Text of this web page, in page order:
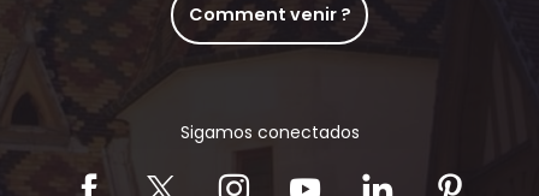
Comment venir ?
Sigamos conectados